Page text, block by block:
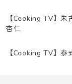
【Cooking TV】朱
杏仁
【Cooking TV】泰